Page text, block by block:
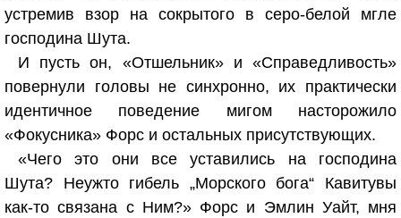
устремив взор на сокрытого в серо-белой мгле
господина Шута.
И пусть он, «Отшельник» и «Справедливость»
повернули головы не синхронно, их практически
идентичное поведение мигом насторожило
«Фокусника» Форс и остальных присутствующих.
«Чего это они все уставились на господина
Шута? Неужто гибель „Морского бога“ Кавитувы
как-то связана с Ним?» Форс и Эмлин Уайт, мня